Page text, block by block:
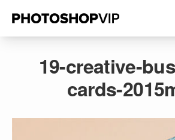
19-creative-
cards-